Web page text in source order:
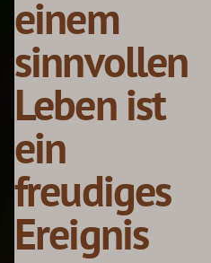
einem
sinnvollen
Leben ist
ein
freudiges
Ereignis